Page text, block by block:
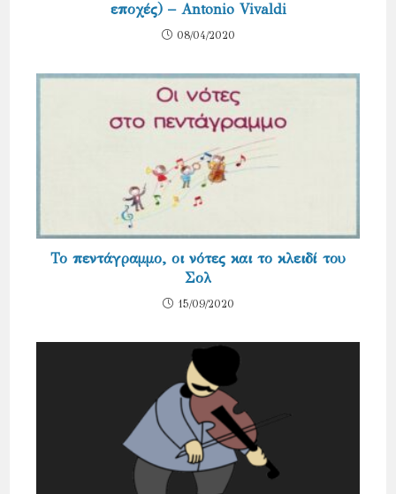
εποχές) – Antonio Vivaldi
08/04/2020
Το πεντάγραμμο, οι νότες και το κλειδί του
Σολ
15/09/2020